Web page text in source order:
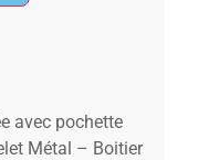
avec pochette
Métal – Boitier